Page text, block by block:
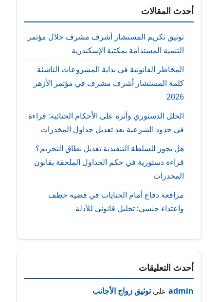
أحدث المقالات
توثيق تكريم المستشار أشرف مشرف خلال مؤتمر
التنمية المستدامة بمكتبة الإسكندرية
المخاطر القانونية في بداية المشروعات الناشئة
كلمة المستشار أشرف مشرف في مؤتمر الأزهر
2026
الخلل الدستوري وأثره على الأحكام الجنائية: قراءة
في حدود الشرعية بعد تعديل جداول المخدرات
هل يجوز للسلطة التنفيذية تعديل نطاق التجريم؟
قراءة دستورية في حكم الجداول الملحقة بقانون
المخدرات
مرافعة دفاع أمام الجنايات في قضية خطف
واعتداء جنسي: تحليل قانوني للأدلة
أحدث التعليقات
admin علىتوثيق زواج الأجانب